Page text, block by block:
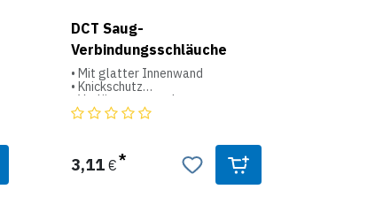
DCT Saug-
Verbindungsschläuche
• Mit glatter Innenwand
• Knickschutz
• Verlängerungsadapter
• 2 x Universalkonus
3,11 €